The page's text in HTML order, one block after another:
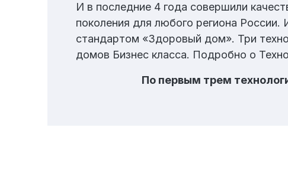
И в последние 4 года совершили
поколения для любого региона
стандартом «Здоровый дом». Три
домов Бизнес класса. Подробно о
По первым трем